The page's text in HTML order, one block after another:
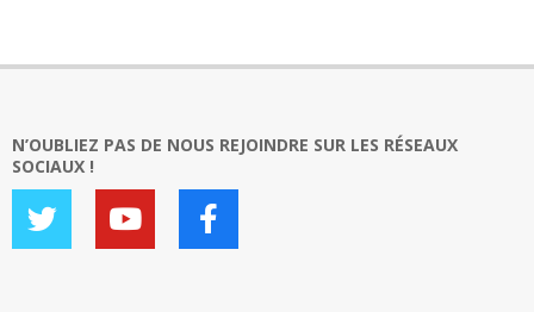
N’OUBLIEZ PAS DE NOUS REJOINDRE SUR LES RÉSEAUX
SOCIAUX !